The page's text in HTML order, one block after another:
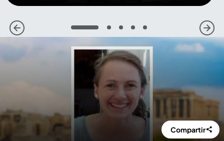
1 2 3 4 5
Compartir